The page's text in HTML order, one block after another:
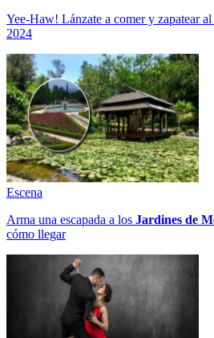
Yee-Haw! Lánzate a comer y zapatear al
2024
Escena
Arma una escapada a los Jardines de
cómo llegar